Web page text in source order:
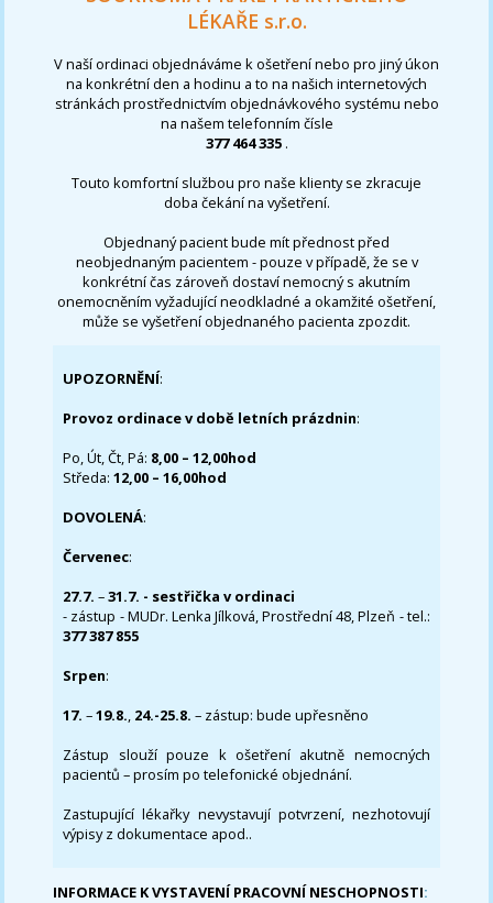
LÉKAŘE s.r.o.
V naší ordinaci objednáváme k ošetření nebo pro jiný úkon
na konkrétní den a hodinu a to na našich internetových
stránkách prostřednictvím objednávkového systému nebo
na našem telefonním čísle
377 464 335 .
Touto komfortní službou pro naše klienty se zkracuje
doba čekání na vyšetření.
Objednaný pacient bude mít přednost před
neobjednaným pacientem - pouze v případě, že se v
konkrétní čas zároveň dostaví nemocný s akutním
onemocněním vyžadující neodkladné a okamžité ošetření,
může se vyšetření objednaného pacienta zpozdit.
UPOZORNĚNÍ:
Provoz ordinace v době letních prázdnin:
Po, Út, Čt, Pá: 8,00 – 12,00hod
Středa:12,00 – 16,00hod
DOVOLENÁ:
Červenec:
27.7.–31.7. - sestřička v ordinaci
- zástup - MUDr. Lenka Jílková, Prostřední 48, Plzeň - tel.:
377 387 855
Srpen:
17. –19.8., 24.-25.8. – zástup: bude upřesněno
Zástup slouží pouze k ošetření akutně nemocných
pacientů – prosím po telefonické objednání.
Zastupující lékařky nevystavují potvrzení, nezhotovují
výpisy z dokumentace apod..
INFORMACE K VYSTAVENÍ PRACOVNÍ NESCHOPNOSTI: